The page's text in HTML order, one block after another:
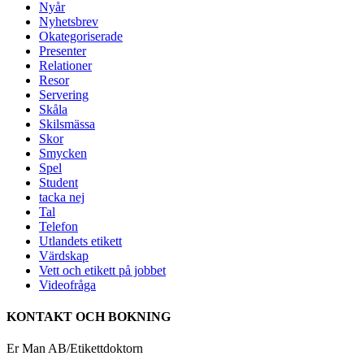
Nyår
Nyhetsbrev
Okategoriserade
Presenter
Relationer
Resor
Servering
Skåla
Skilsmässa
Skor
Smycken
Spel
Student
tacka nej
Tal
Telefon
Utlandets etikett
Värdskap
Vett och etikett på jobbet
Videofråga
KONTAKT OCH BOKNING
Er Man AB/Etikettdoktorn